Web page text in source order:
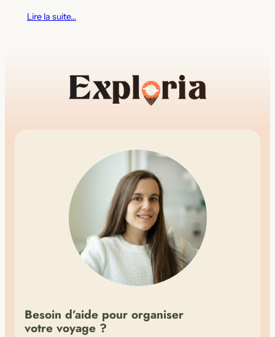
Lire la suite…
Besoin d’aide pour organiser
votre voyage ?